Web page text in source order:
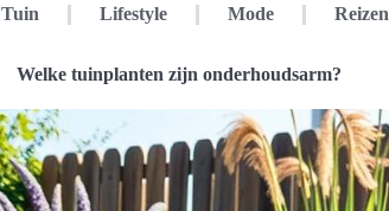
Tuin Lifestyle Mode Reizen
Welke tuinplanten zijn onderhoudsarm?